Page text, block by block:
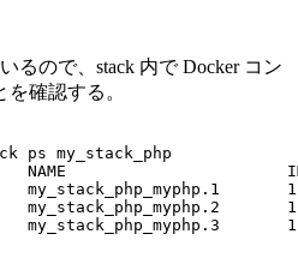
るので、stack 内で Docker コン
確認する。
ps my_stack_php
my_stack_php_myphp.1
my_stack_php_myphp.2
my_stack_php_myphp.3